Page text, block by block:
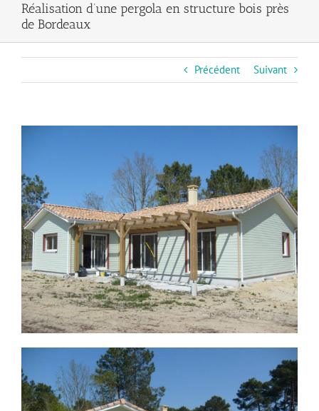
Réalisation d’une pergola en structure bois près
de Bordeaux
Précédent Suivant